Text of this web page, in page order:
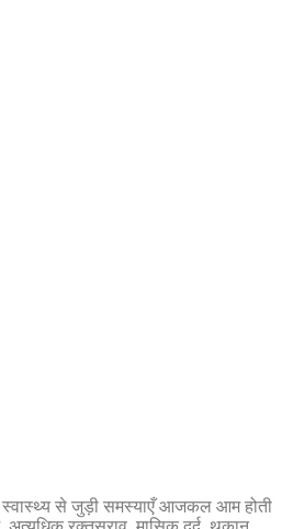
स्वास्थ्य से जुड़ी समस्याएँ आजकल आम होती